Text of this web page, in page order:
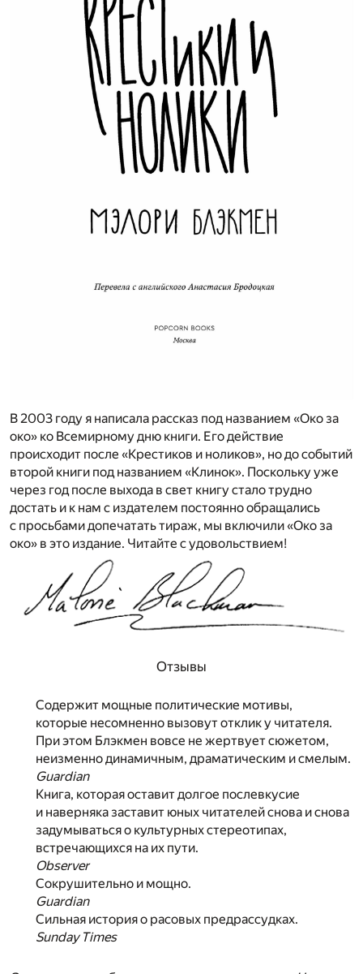
В 2003 году я написала рассказ под названием «Око за
око» ко Всемирному дню книги. Его действие
происходит после «Крестиков и ноликов», но до событий
второй книги под названием «Клинок». Поскольку уже
через год после выхода в свет книгу стало трудно
достать и к нам с издателем постоянно обращались
с просьбами допечатать тираж, мы включили «Око за
око» в это издание. Читайте с удовольствием!
Отзывы
Содержит мощные политические мотивы,
которые несомненно вызовут отклик у читателя.
При этом Блэкмен вовсе не жертвует сюжетом,
неизменно динамичным, драматическим и смелым.
Guardian
Книга, которая оставит долгое послевкусие
и наверняка заставит юных читателей снова и снова
задумываться о культурных стереотипах,
встречающихся на их пути.
Observer
Сокрушительно и мощно.
Guardian
Сильная история о расовых предрассудках.
Sunday Times